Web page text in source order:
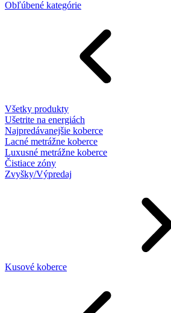
Obľúbené kategórie
Všetky produkty
Ušetrite na energiách
Najpredávanejšie koberce
Lacné metrážne koberce
Luxusné metrážne koberce
Čistiace zóny
Zvyšky/Výpredaj
Kusové koberce